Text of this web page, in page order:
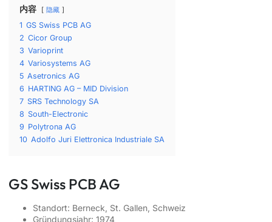
内容 隐藏
1 GS Swiss PCB AG
2 Cicor Group
3 Varioprint
4 Variosystems AG
5 Asetronics AG
6 HARTING AG – MID Division
7 SRS Technology SA
8 South-Electronic
9 Polytrona AG
10 Adolfo Juri Elettronica Industriale SA
GS Swiss PCB AG
Standort: Berneck, St. Gallen, Schweiz
Gründungsjahr: 1974